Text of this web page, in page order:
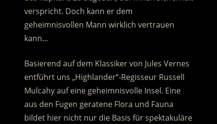
verspricht. Doch kann er dem
geheimnisvollen Mann wirklich vertrauen
kann…
Basierend auf dem Klassiker von Jules Vernes
entführt uns „Highlander“-Regisseur Russell
Mulcahy auf eine geheimnisvolle Insel. Eine
aus den Fugen geratene Flora und Fauna
bildet hier nicht nur die Basis für spektakuläre